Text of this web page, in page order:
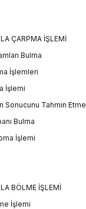
ÇARPMA İŞLEMİ
Bulma
İşlemleri
İşlemi
Sonucunu Tahmin Etme
Bulma
İşlemi
BÖLME İŞLEMİ
İşlemi